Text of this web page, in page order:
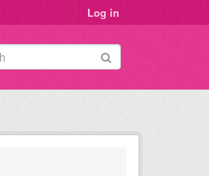
Log in